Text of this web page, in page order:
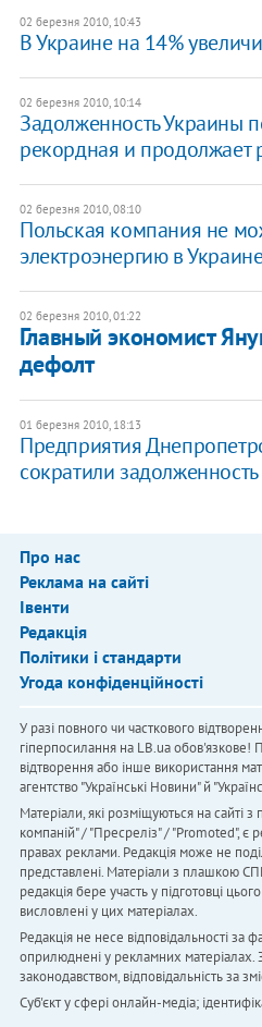
02 березня 2010, 10:43
В Украине на 14%
02 березня 2010, 10:14
Задолженность Украины
рекордная и продолжает
02 березня 2010, 08:10
Польская компания не
электроэнергию в
02 березня 2010, 01:22
Главный экономист
дефолт
01 березня 2010, 18:13
Предприятия
сократили
Про нас
Реклама на сайті
Івенти
Редакція
Політики і стандарти
Угода конфіденційності
У разі повного чи часткового
гіперпосилання на LB.ua обов'язкове!
відтворення або інше використання
агентство "Українськi Новини" й
Матеріали, які розміщуються на сайті
компаній" / "Пресреліз" / "Promoted", є
правах реклами. Редакція може не
представлені. Матеріали з плашкою
редакція бере участь у підготовці
висловлені у цих матеріалах.
Редакція не несе відповідальності за
оприлюднені у рекламних матеріалах.
законодавством, відповідальність за
Cуб'єкт у сфері онлайн-медіа;